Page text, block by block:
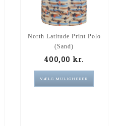
North Latitude Print Polo
(sand)
400,00 kr.
VÆLG MULIGHEDER